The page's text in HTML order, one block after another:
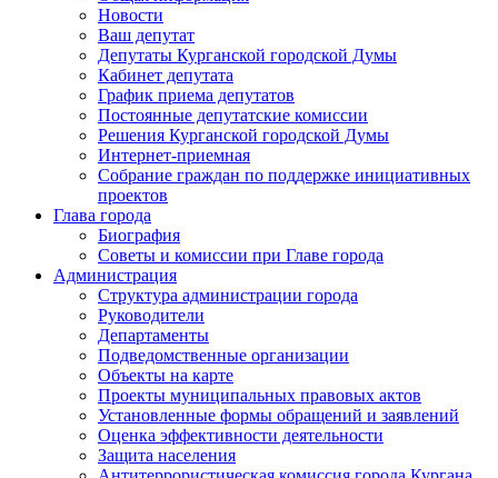
Новости
Ваш депутат
Депутаты Курганской городской Думы
Кабинет депутата
График приема депутатов
Постоянные депутатские комиссии
Решения Курганской городской Думы
Интернет-приемная
Собрание граждан по поддержке инициативных
проектов
Глава города
Биография
Советы и комиссии при Главе города
Администрация
Структура администрации города
Руководители
Департаменты
Подведомственные организации
Объекты на карте
Проекты муниципальных правовых актов
Установленные формы обращений и заявлений
Оценка эффективности деятельности
Защита населения